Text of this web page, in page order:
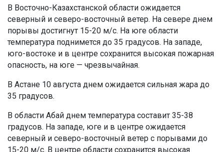
В Восточно-Казахстанской области ожидается
северный и северо-восточный ветер. На севере днем
порывы достигнут 15-20 м/с. На юге области
температура поднимется до 35 градусов. На западе,
юго-востоке и в центре сохранится высокая пожарная
опасность, на юге — чрезвычайная.
В Астане 10 августа днем ожидается сильная жара до
35 градусов.
В области Абай днем температура составит 35-38
градусов. На западе, юге и в центре ожидается
северный и северо-восточный ветер с порывами до
15-20 м/с. В центре области сохранится высокая